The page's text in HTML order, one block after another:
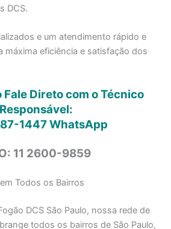
DCS.
e um atendimento rápido e
máxima eficiência e satisfação dos
Fale Direto com o Técnico
Responsável:
1447WhatsApp
11 2600-9859
Todos os Bairros
DCS São Paulo, nossa rede de
todos os bairros de São Paulo,